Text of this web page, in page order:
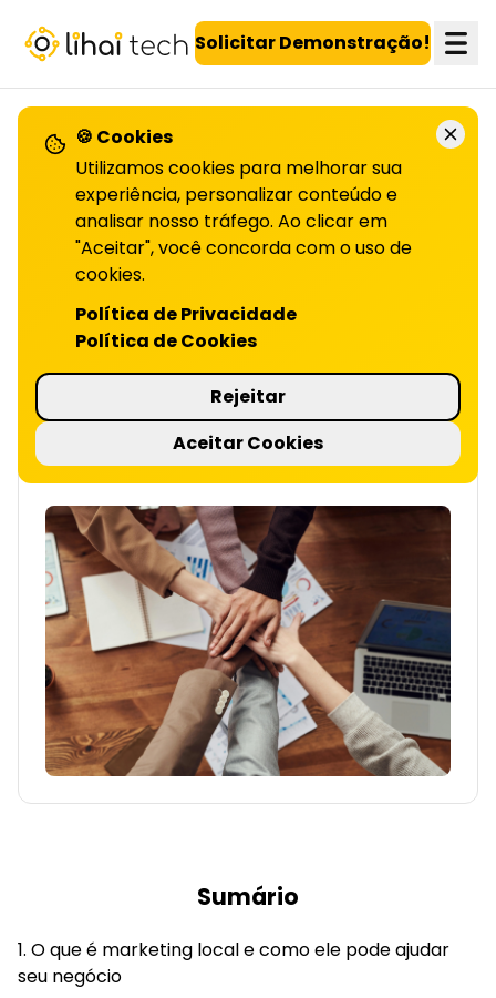
LiHai - Página inicial Solicitar Demonstração!
VOLTAR PARA O BLOG
Marketing local:
estratégias para
ATRAIR CLIENTES | LIHAI
destacar no mercado local? Veja como
aplicar o marketing local de forma prática e
eficiente no artigo completo!
4 minutos de leitura
Sumário
O que é marketing local e como ele pode ajudar
seu negócio
🍪 Cookies
Utilizamos cookies para melhorar sua
experiência, personalizar conteúdo e
analisar nosso tráfego. Ao clicar em
"Aceitar", você concorda com o uso de
cookies.
Política de Privacidade
Política de Cookies
Rejeitar
Aceitar Cookies